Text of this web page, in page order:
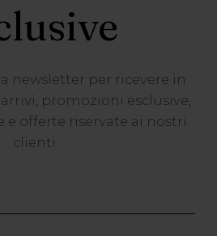
newsletter per ricevere in
promozioni esclusive,
e offerte riservate ai nostri
clienti.